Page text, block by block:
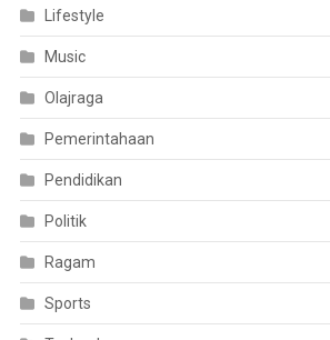
Lifestyle
Music
Olajraga
Pemerintahaan
Pendidikan
Politik
Ragam
Sports